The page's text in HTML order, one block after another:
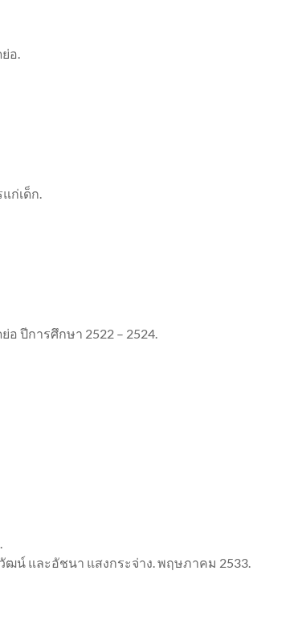
อ.
ก่เด็ก.
ปีการศึกษา 2522 – 2524.
น์ และอัชนา แสงกระจ่าง. พฤษภาคม 2533.